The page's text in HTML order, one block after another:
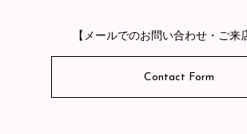
【メールでのお問い合わせ・ご来
Contact Form